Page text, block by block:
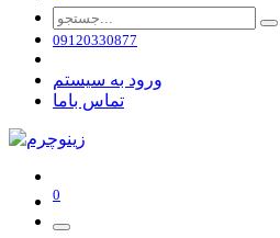
09120330877
ورود به سیستم
تماس باما
0